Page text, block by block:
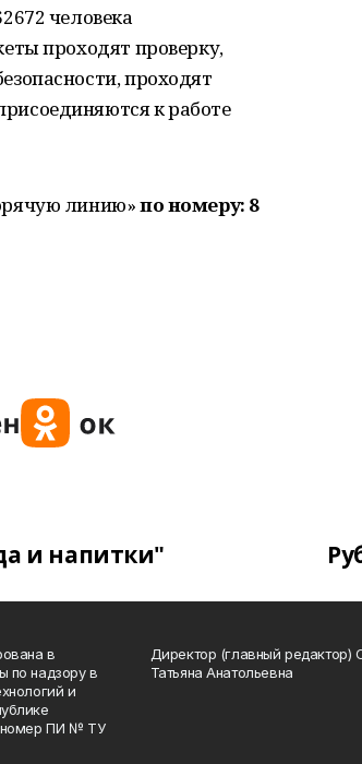
человека
проходят проверку,
проходят
к работе
линию»по номеру: 8
и напитки"
в
по надзору в
и
номер ПИ № ТУ
Директор (главный редактор)
Татьяна Анатольевна